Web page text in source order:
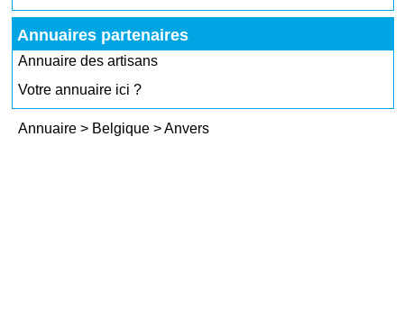
Annuaires partenaires
Annuaire des artisans
Votre annuaire ici ?
Annuaire > Belgique>Anvers